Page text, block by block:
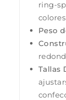
ring-
Peso
Tallas